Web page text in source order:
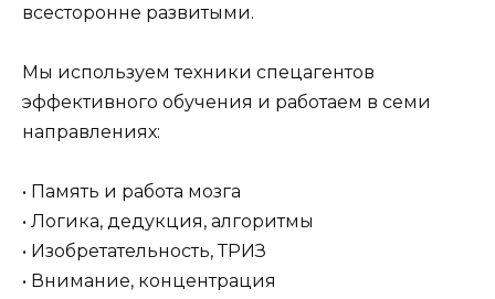
всесторонне развитыми.
Мы используем техники спецагентов
эффективного обучения и работаем в семи
направлениях:
• Память и работа мозга
• Логика, дедукция, алгоритмы
• Изобретательность, ТРИЗ
• Внимание, концентрация